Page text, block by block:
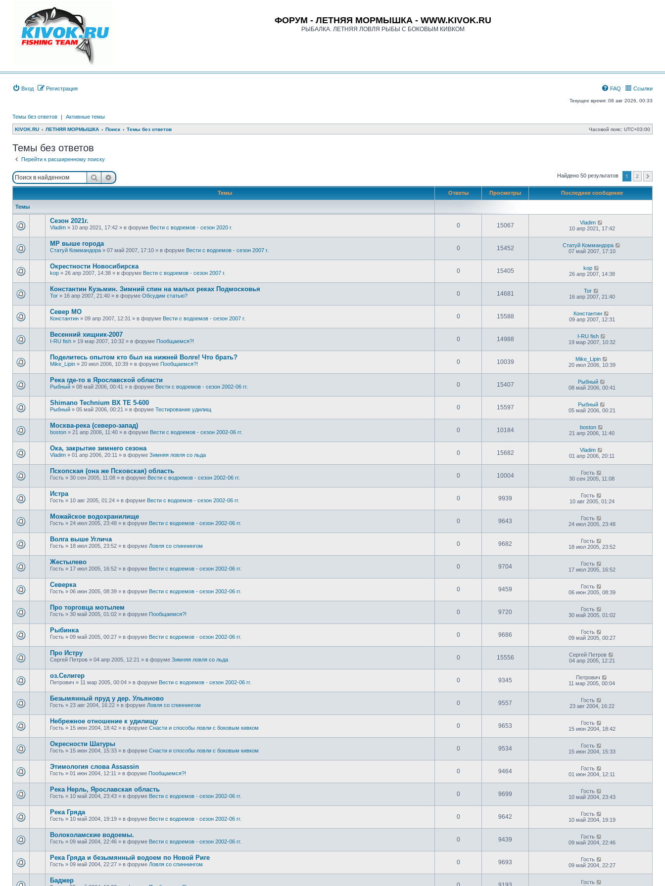
ФОРУМ - ЛЕТНЯЯ МОРМЫШКА - WWW.KIVOK.RU
РЫБАЛКА. ЛЕТНЯЯ ЛОВЛЯ РЫБЫ С БОКОВЫМ КИВКОМ
Вход Регистрация Ссылки
FAQ
Текущее время: 08 авг 2026, 00:33
Темы без ответов | Активные темы
KIVOK.RU ЛЕТНЯЯ МОРМЫШКА Поиск Темы без ответов Часовой пояс: UTC+03:00
Темы без ответов
Перейти к расширенному поиску
ПоискРасширенный поиск Найдено 50 результатов 1 2
Темы Ответы Просмотры Последнее сообщение
Темы
Сезон 2021г.
Vladim » 10 апр 2021, 17:42 » в форуме Вести с водоемов - сезон 2020 г. 0 15067
Vladim
10 апр 2021, 17:42
МР выше города
Статуй Коммандора » 07 май 2007, 17:10 » в форуме Вести с водоемов - сезон 2007 г. 0 15452
Статуй Коммандора
07 май 2007, 17:10
Окрестности Новосибирска
kop » 26 апр 2007, 14:38 » в форуме Вести с водоемов - сезон 2007 г. 0 15405
kop
26 апр 2007, 14:38
Константин Кузьмин. Зимний спин на малых реках Подмосковья
Tor » 16 апр 2007, 21:40 » в форуме Обсудим статью? 0 14681
Tor
16 апр 2007, 21:40
Север МО
Константин » 09 апр 2007, 12:31 » в форуме Вести с водоемов - сезон 2007 г. 0 15588
Константин
09 апр 2007, 12:31
Весенний хищник-2007
I-RU fish » 19 мар 2007, 10:32 » в форуме Пообщаемся?! 0 14988
I-RU fish
19 мар 2007, 10:32
Поделитесь опытом кто был на нижней Волге! Что брать?
Mike_Lipin » 20 июл 2006, 10:39 » в форуме Пообщаемся?! 0 10039
Mike_Lipin
20 июл 2006, 10:39
Река где-то в Ярославской области
Рыбный » 08 май 2006, 00:41 » в форуме Вести с водоемов - сезон 2002-06 гг. 0 15407
Рыбный
08 май 2006, 00:41
Shimano Technium BX TE 5-600
Рыбный » 05 май 2006, 00:21 » в форуме Тестирование удилищ 0 15597
Рыбный
05 май 2006, 00:21
Москва-река (северо-запад)
boston » 21 апр 2006, 11:40 » в форуме Вести с водоемов - сезон 2002-06 гг. 0 10184
boston
21 апр 2006, 11:40
Ока, закрытие зимнего сезона
Vladim » 01 апр 2006, 20:11 » в форуме Зимняя ловля со льда 0 15682
Vladim
01 апр 2006, 20:11
Пскопская (она же Псковская) область
Гость » 30 сен 2005, 11:08 » в форуме Вести с водоемов - сезон 2002-06 гг. 0 10004
Гость
30 сен 2005, 11:08
Истра
Гость » 10 авг 2005, 01:24 » в форуме Вести с водоемов - сезон 2002-06 гг. 0 9939
Гость
10 авг 2005, 01:24
Можайское водохранилище
Гость » 24 июл 2005, 23:48 » в форуме Вести с водоемов - сезон 2002-06 гг. 0 9643
Гость
24 июл 2005, 23:48
Волга выше Углича
Гость » 18 июл 2005, 23:52 » в форуме Ловля со спиннингом 0 9682
Гость
18 июл 2005, 23:52
Жестылево
Гость » 17 июл 2005, 16:52 » в форуме Вести с водоемов - сезон 2002-06 гг. 0 9704
Гость
17 июл 2005, 16:52
Cеверка
Гость » 06 июн 2005, 08:39 » в форуме Вести с водоемов - сезон 2002-06 гг. 0 9459
Гость
06 июн 2005, 08:39
Про торговца мотылем
Гость » 30 май 2005, 01:02 » в форуме Пообщаемся?! 0 9720
Гость
30 май 2005, 01:02
Рыбинка
Гость » 09 май 2005, 00:27 » в форуме Вести с водоемов - сезон 2002-06 гг. 0 9686
Гость
09 май 2005, 00:27
Про Истру
Сергей Петров » 04 апр 2005, 12:21 » в форуме Зимняя ловля со льда 0 15556
Сергей Петров
04 апр 2005, 12:21
оз.Селигер
Петрович » 11 мар 2005, 00:04 » в форуме Вести с водоемов - сезон 2002-06 гг. 0 9345
Петрович
11 мар 2005, 00:04
Безымянный пруд у дер. Ульяново
Гость » 23 авг 2004, 16:22 » в форуме Ловля со спиннингом 0 9557
Гость
23 авг 2004, 16:22
Небрежное отношение к удилищу
Гость » 15 июн 2004, 18:42 » в форуме Снасти и способы ловли с боковым кивком 0 9653
Гость
15 июн 2004, 18:42
Окресности Шатуры
Гость » 15 июн 2004, 15:33 » в форуме Снасти и способы ловли с боковым кивком 0 9534
Гость
15 июн 2004, 15:33
Этимология слова Assassin
Гость » 01 июн 2004, 12:11 » в форуме Пообщаемся?! 0 9464
Гость
01 июн 2004, 12:11
Река Нерль, Ярославская область
Гость » 10 май 2004, 23:43 » в форуме Вести с водоемов - сезон 2002-06 гг. 0 9699
Гость
10 май 2004, 23:43
Река Гряда
Гость » 10 май 2004, 19:19 » в форуме Вести с водоемов - сезон 2002-06 гг. 0 9642
Гость
10 май 2004, 19:19
Волоколамские водоемы.
Гость » 09 май 2004, 22:46 » в форуме Вести с водоемов - сезон 2002-06 гг. 0 9439
Гость
09 май 2004, 22:46
Река Гряда и безымянный водоем по Новой Риге
Гость » 09 май 2004, 22:27 » в форуме Ловля со спиннингом 0 9693
Гость
09 май 2004, 22:27
Баджер
Гость